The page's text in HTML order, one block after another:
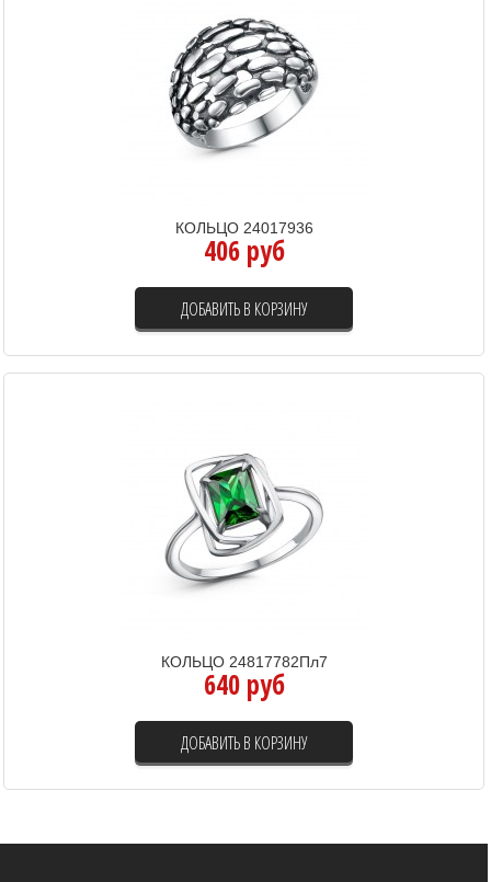
КОЛЬЦО 24017936
406 руб
ДОБАВИТЬ В КОРЗИНУ
КОЛЬЦО 24817782Пл7
640 руб
ДОБАВИТЬ В КОРЗИНУ